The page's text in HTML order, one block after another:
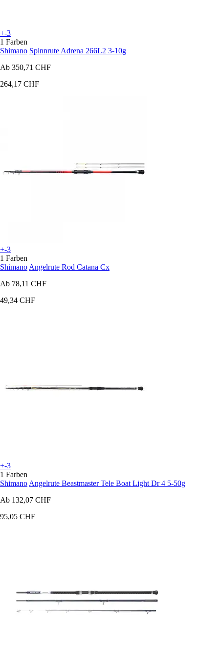
+-3
1 Farben
Shimano Spinnrute Adrena 266L2 3-10g
Ab 350,71 CHF
264,17 CHF
+-3
1 Farben
Shimano Angelrute Rod Catana Cx
Ab 78,11 CHF
49,34 CHF
+-3
1 Farben
Shimano Angelrute Beastmaster Tele Boat Light Dr 4 5-50g
Ab 132,07 CHF
95,05 CHF